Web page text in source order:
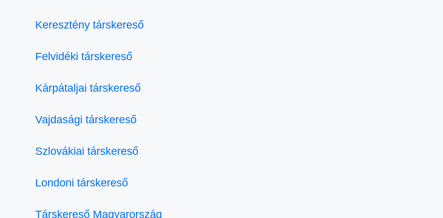
Keresztény társkereső
Felvidéki társkereső
Kárpátaljai társkereső
Vajdasági társkereső
Szlovákiai társkereső
Londoni társkereső
Társkereső Magyarország